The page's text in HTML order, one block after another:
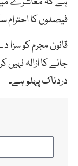
فیصلوں کا احترام
قانون مجرم کو
جانے کا ازالہ
دردناک پہلو ہے۔